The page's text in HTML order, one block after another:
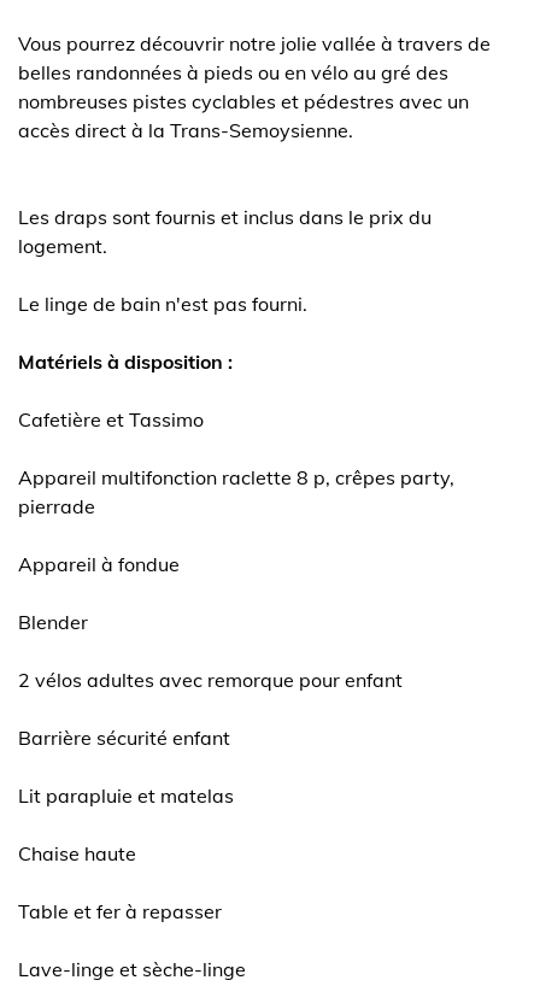
Vous pourrez découvrir notre jolie vallée à travers de
belles randonnées à pieds ou en vélo au gré des
nombreuses pistes cyclables et pédestres avec un
accès direct à la Trans-Semoysienne.
Les draps sont fournis et inclus dans le prix du
logement.
Le linge de bain n'est pas fourni.
Matériels à disposition :
Cafetière et Tassimo
Appareil multifonction raclette 8 p, crêpes party,
pierrade
Appareil à fondue
Blender
2 vélos adultes avec remorque pour enfant
Barrière sécurité enfant
Lit parapluie et matelas
Chaise haute
Table et fer à repasser
Lave-linge et sèche-linge